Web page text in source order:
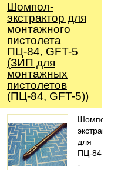
Шомпол-
экстрактор для
монтажного
пистолета
ПЦ-84, GFT-5
(ЗИП для
монтажных
пистолетов
(ПЦ-84, GFT-5))
Шомпол-
экстрактор
для
ПЦ-84
-